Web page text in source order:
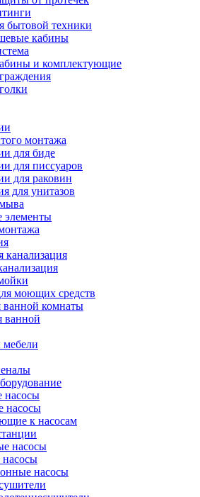
бытовой техники
кабины
и комплектующие
монтажа
для биде
для писсуаров
для раковин
для унитазов
элементы
канализация
моющих средств
ванной комнаты
ванной
насосы
насосы
к насосам
насосы
насосы